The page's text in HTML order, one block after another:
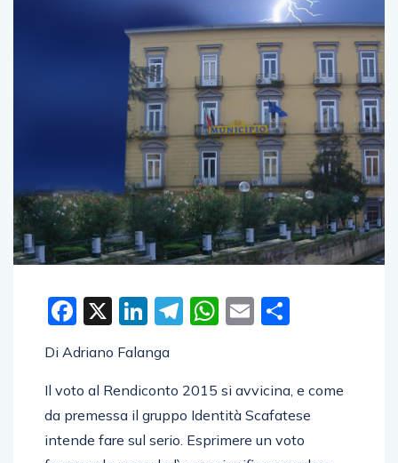
Facebook
X LinkedIn
Telegram
WhatsApp
Email
Di Adriano Falanga
Il voto al Rendiconto 2015 si avvicina, e come
da premessa il gruppo Identità Scafatese
intende fare sul serio. Esprimere un voto